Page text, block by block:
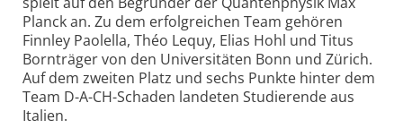
Planck an. Zu dem erfolgreichen Team gehören
Finnley Paolella, Théo Lequy, Elias Hohl und Titus
Bornträger von den Universitäten Bonn und Zürich.
Auf dem zweiten Platz und sechs Punkte hinter dem
Team D-A-CH-Schaden landeten Studierende aus
Italien.